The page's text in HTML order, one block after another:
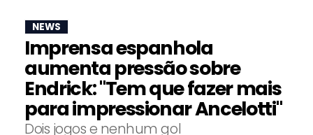
NEWS
Imprensa espanhola
aumenta pressão sobre
Endrick: "Tem que fazer mais
para impressionar Ancelotti"
Dois jogos e nenhum gol